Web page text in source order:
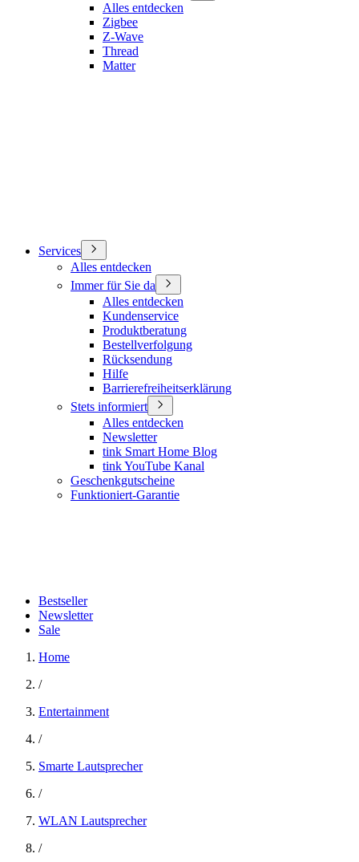
Alles entdecken
Zigbee
Z-Wave
Thread
Matter
Services
Alles entdecken
Immer für Sie da
Alles entdecken
Kundenservice
Produktberatung
Bestellverfolgung
Rücksendung
Hilfe
Barrierefreiheitserklärung
Stets informiert
Alles entdecken
Newsletter
tink Smart Home Blog
tink YouTube Kanal
Geschenkgutscheine
Funktioniert-Garantie
Bestseller
Newsletter
Sale
Home
/
Entertainment
/
Smarte Lautsprecher
/
WLAN Lautsprecher
/